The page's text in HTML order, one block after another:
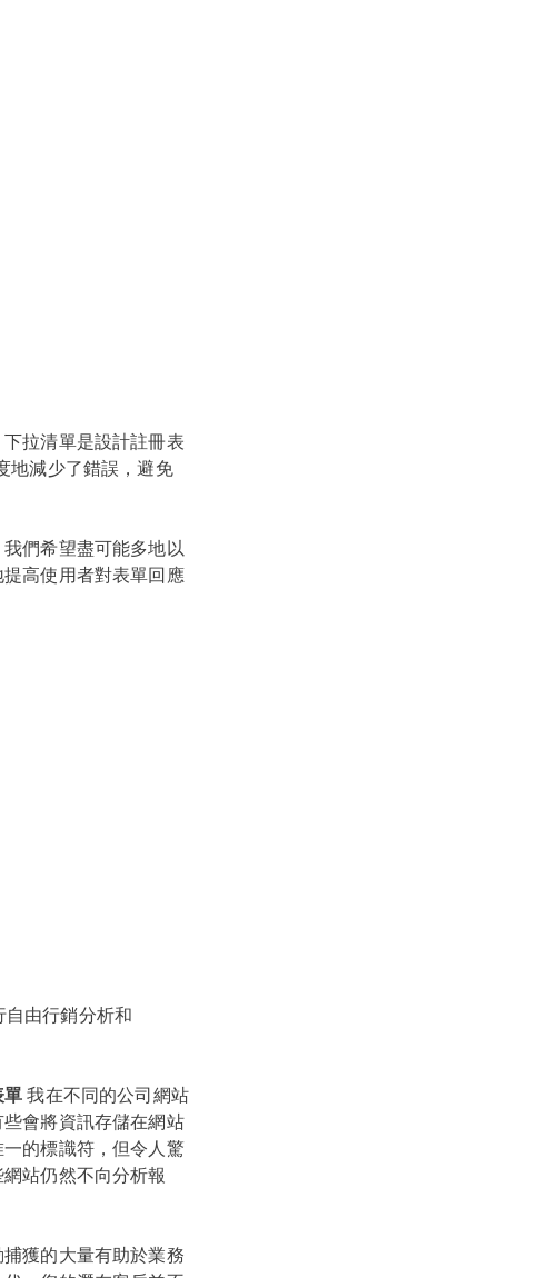
拉清單是設計註冊表
地減少了錯誤，避免
們希望盡可能多地以
高使用者對表單回應
自由行銷分析和
單我在不同的公司網站
會將資訊存儲在網站
的標識符，但令人驚
站仍然不向分析報
獲的大量有助於業務